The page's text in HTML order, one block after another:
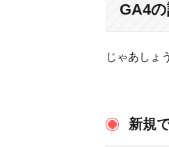
GA4
じゃあしょ
新規